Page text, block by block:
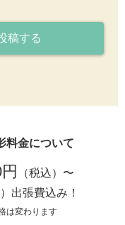
稿する
料金について
（税込）〜
出張費込み！
は変わります